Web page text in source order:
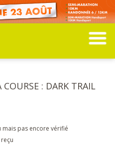
: DARK TRAIL
pas encore vérifié